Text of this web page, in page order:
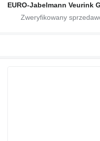
EURO-Jabelmann Veurink